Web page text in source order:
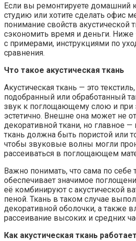
Если вы ремонтируете домашний
студию или хотите сделать офис
понимание свойств акустической
сэкономить время и деньги.
с примерами, инструкциями по
сравнения.
Что такое акустическая ткань
Акустическая ткань — это
подобранный или обработанный
звук к поглощающему слою и при
эстетично. Внешне она может не
декоративной ткани, но главное —
ткань должна быть пористой или
чтобы звуковые волны могли
рассеиваться в поглощающем
Важно понимать, что сама по себе
обеспечивает значимое
её комбинируют с акустической
пеной. Ткань в таком случае
декоративной оболочки, а также
рассеивание высоких и средних
Как акустическая ткань работает